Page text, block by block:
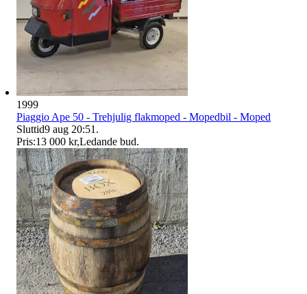
1999
Piaggio Ape 50 - Trehjulig flakmoped - Mopedbil - Moped
Sluttid9 aug 20:51 .
Pris:13 000 kr,Ledande bud.